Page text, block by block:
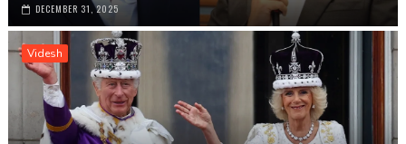
DECEMBER 31, 2025
Videsh